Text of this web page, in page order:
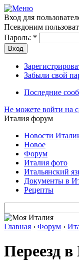
Вход для
Псевдоним
Пароль: *
Забыли свой
Последние
Не можете войти на
Италия форум
Новости
Новое
Форум
Италия фото
Итальянский
Документы в
Рецепты
Главная › Форум ›
Переезд